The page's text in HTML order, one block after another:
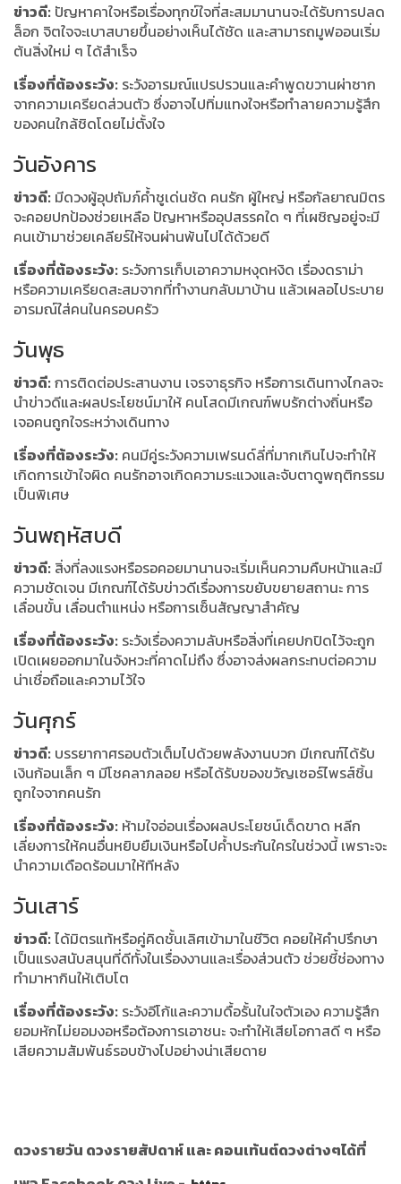
ข่าวดี: ปัญหาคาใจหรือเรื่องทุกข์ใจที่สะสมมานานจะได้รับการปลด
ล็อก จิตใจจะเบาสบายขึ้นอย่างเห็นได้ชัด และสามารถมูฟออนเริ่ม
ต้นสิ่งใหม่ ๆ ได้สำเร็จ
เรื่องที่ต้องระวัง: ระวังอารมณ์แปรปรวนและคำพูดขวานผ่าซาก
จากความเครียดส่วนตัว ซึ่งอาจไปทิ่มแทงใจหรือทำลายความรู้สึก
ของคนใกล้ชิดโดยไม่ตั้งใจ
วันอังคาร
ข่าวดี: มีดวงผู้อุปถัมภ์ค้ำชูเด่นชัด คนรัก ผู้ใหญ่ หรือกัลยาณมิตร
จะคอยปกป้องช่วยเหลือ ปัญหาหรืออุปสรรคใด ๆ ที่เผชิญอยู่จะมี
คนเข้ามาช่วยเคลียร์ให้จนผ่านพ้นไปได้ด้วยดี
เรื่องที่ต้องระวัง: ระวังการเก็บเอาความหงุดหงิด เรื่องดราม่า
หรือความเครียดสะสมจากที่ทำงานกลับมาบ้าน แล้วเผลอไประบาย
อารมณ์ใส่คนในครอบครัว
วันพุธ
ข่าวดี:การติดต่อประสานงาน เจรจาธุรกิจ หรือการเดินทางไกลจะ
นำข่าวดีและผลประโยชน์มาให้ คนโสดมีเกณฑ์พบรักต่างถิ่นหรือ
เจอคนถูกใจระหว่างเดินทาง
เรื่องที่ต้องระวัง: คนมีคู่ระวังความเฟรนด์ลี่ที่มากเกินไปจะทำให้
เกิดการเข้าใจผิด คนรักอาจเกิดความระแวงและจับตาดูพฤติกรรม
เป็นพิเศษ
วันพฤหัสบดี
ข่าวดี: สิ่งที่ลงแรงหรือรอคอยมานานจะเริ่มเห็นความคืบหน้าและมี
ความชัดเจน มีเกณฑ์ได้รับข่าวดีเรื่องการขยับขยายสถานะ การ
เลื่อนขั้น เลื่อนตำแหน่ง หรือการเซ็นสัญญาสำคัญ
เรื่องที่ต้องระวัง: ระวังเรื่องความลับหรือสิ่งที่เคยปกปิดไว้จะถูก
เปิดเผยออกมาในจังหวะที่คาดไม่ถึง ซึ่งอาจส่งผลกระทบต่อความ
น่าเชื่อถือและความไว้ใจ
วันศุกร์
ข่าวดี: บรรยากาศรอบตัวเต็มไปด้วยพลังงานบวก มีเกณฑ์ได้รับ
เงินก้อนเล็ก ๆ มีโชคลาภลอย หรือได้รับของขวัญเซอร์ไพรส์ชิ้น
ถูกใจจากคนรัก
เรื่องที่ต้องระวัง: ห้ามใจอ่อนเรื่องผลประโยชน์เด็ดขาด หลีก
เลี่ยงการให้คนอื่นหยิบยืมเงินหรือไปค้ำประกันใครในช่วงนี้ เพราะจะ
นำความเดือดร้อนมาให้ทีหลัง
วันเสาร์
ข่าวดี:ได้มิตรแท้หรือคู่คิดชั้นเลิศเข้ามาในชีวิต คอยให้คำปรึกษา
เป็นแรงสนับสนุนที่ดีทั้งในเรื่องงานและเรื่องส่วนตัว ช่วยชี้ช่องทาง
ทำมาหากินให้เติบโต
เรื่องที่ต้องระวัง: ระวังอีโก้และความดื้อรั้นในใจตัวเอง ความรู้สึก
ยอมหักไม่ยอมงอหรือต้องการเอาชนะ จะทำให้เสียโอกาสดี ๆ หรือ
เสียความสัมพันธ์รอบข้างไปอย่างน่าเสียดาย
ดวงรายวัน ดวงรายสัปดาห์ และ คอนเท้นต์ดวงต่างๆได้ที่